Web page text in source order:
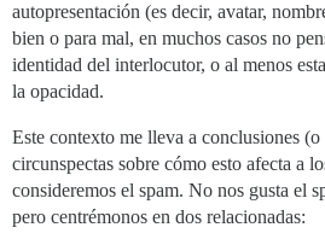
autopresentación (es decir, avatar,
bien o para mal, en muchos casos no
identidad del interlocutor, o al menos
la opacidad.
Este contexto me lleva a conclusiones
circunspectas sobre cómo esto afecta a
consideremos el spam. No nos gusta el
pero centrémonos en dos relacionadas: